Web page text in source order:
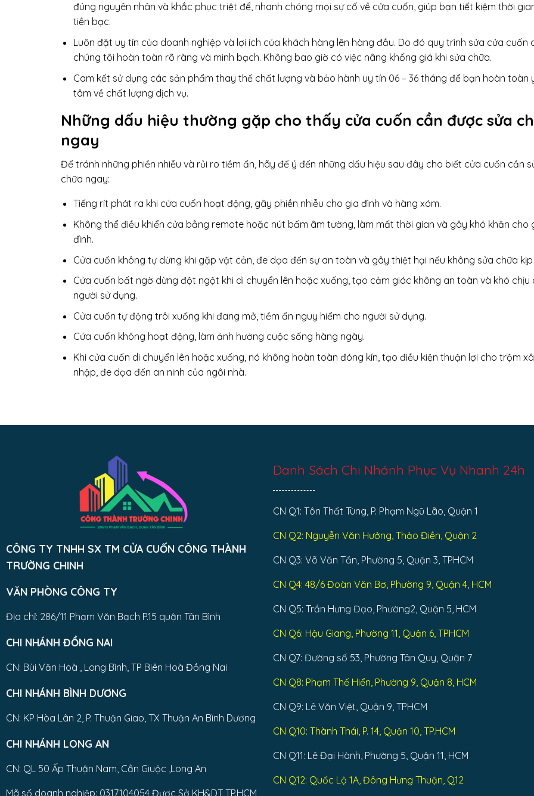
đúng nguyên nhân và khắc phục triệt để, nhanh chóng mọi sự cố về cửa cuốn, giúp bạn tiết kiệm thời
tiền bạc.
Luôn đặt uy tín của doanh nghiệp và lợi ích của khách hàng lên hàng đầu. Do đó quy trình sửa cửa cuốn
chúng tôi hoàn toàn rõ ràng và minh bạch. Không bao giờ có việc nâng khống giá khi sửa chữa.
Cam kết sử dụng các sản phẩm thay thế chất lượng và bảo hành uy tín 06 – 36 tháng để bạn hoàn toàn
tâm về chất lượng dịch vụ.
Những dấu hiệu thường gặp cho thấy cửa cuốn cần được sửa
ngay
Để tránh những phiền nhiễu và rủi ro tiềm ẩn, hãy để ý đến những dấu hiệu sau đây cho biết cửa cuốn cần
chữa ngay:
Tiếng rít phát ra khi cửa cuốn hoạt động, gây phiền nhiễu cho gia đình và hàng xóm.
Không thể điều khiển cửa bằng remote hoặc nút bấm âm tường, làm mất thời gian và gây khó khăn cho
đình.
Cửa cuốn không tự dừng khi gặp vật cản, đe dọa đến sự an toàn và gây thiệt hại nếu không sửa chữa kịp
Cửa cuốn bất ngờ dừng đột ngột khi di chuyển lên hoặc xuống, tạo cảm giác không an toàn và khó chịu
người sử dụng.
Cửa cuốn tự động trôi xuống khi đang mở, tiềm ẩn nguy hiểm cho người sử dụng.
Cửa cuốn không hoạt động, làm ảnh hưởng cuộc sống hàng ngày.
Khi cửa cuốn di chuyển lên hoặc xuống, nó không hoàn toàn đóng kín, tạo điều kiện thuận lợi cho trộm
nhập, đe dọa đến an ninh của ngôi nhà.
CÔNG TY TNHH SX TM CỬA CUỐN CÔNG THÀNH
TRƯỜNG CHINH
VĂN PHÒNG CÔNG TY
Địa chỉ: 286/11 Phạm Văn Bạch P.15 quận Tân Bình
CHI NHÁNH ĐỒNG NAI
CN: Bùi Văn Hoà , Long Bình, TP Biên Hoà Đồng Nai
CHI NHÁNH BÌNH DƯƠNG
CN: KP Hòa Lân 2, P. Thuận Giao, TX Thuận An Bình Dương
CHI NHÁNH LONG AN
CN: QL 50 Ấp Thuận Nam, Cần Giuộc ,Long An
Mã số doanh nghiệp: 0317104054 Được Sở KH&DT TP.HCM
Danh Sách Chi Nhánh Phục Vụ Nhanh 24h
CN Q1: Tôn Thất Tùng, P. Phạm Ngũ Lão, Quận 1
CN Q2: Nguyễn Văn Hưởng, Thảo Điền, Quận 2
CN Q3: Võ Văn Tần, Phường 5, Quận 3, TPHCM
CN Q4: 48/6 Đoàn Văn Bơ, Phường 9, Quận 4, HCM
CN Q5: Trần Hưng Đạo, Phường2, Quận 5, HCM
CN Q6: Hậu Giang, Phường 11, Quận 6, TPHCM
CN Q7: Đường số 53, Phường Tân Quy, Quận 7
CN Q8: Phạm Thế Hiển, Phường 9, Quận 8, HCM
CN Q9: Lê Văn Việt, Quận 9, TPHCM
CN Q10: Thành Thái, P. 14, Quận 10, TP.HCM
CN Q11: Lê Đại Hành, Phường 5, Quận 11, HCM
CN Q12: Quốc Lộ 1A, Đông Hưng Thuận, Q12